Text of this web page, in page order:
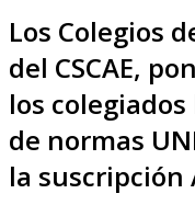
Los Colegios
del CSCAE,
los
de normas
la suscripción